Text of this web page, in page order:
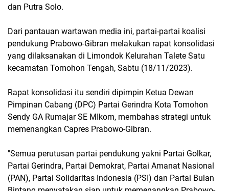
dan Putra Solo.
Dari pantauan wartawan media ini, partai-partai koalisi
pendukung Prabowo-Gibran melakukan rapat konsolidasi
yang dilaksanakan di Limondok Kelurahan Talete Satu
kecamatan Tomohon Tengah, Sabtu (18/11/2023).
Rapat konsolidasi itu sendiri dipimpin Ketua Dewan
Pimpinan Cabang (DPC) Partai Gerindra Kota Tomohon
Sendy GA Rumajar SE MIkom, membahas strategi untuk
memenangkan Capres Prabowo-Gibran.
"Semua perutusan partai pendukung yakni Partai Golkar,
Partai Gerindra, Partai Demokrat, Partai Amanat Nasional
(PAN), Partai Solidaritas Indonesia (PSI) dan Partai Bulan